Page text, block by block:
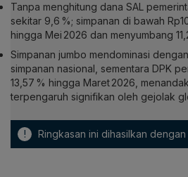
Tanpa menghitung dana SAL
sekitar 9,6 %; simpanan di bawah
hingga Mei 2026 dan menyumbang
Simpanan jumbo mendominasi
simpanan nasional, sementara DPK
13,57 % hingga Maret 2026,
terpengaruh signifikan oleh gejolak
! Ringkasan ini dihasilkan